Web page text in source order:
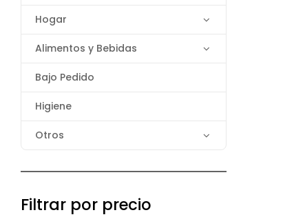
Hogar
Alimentos y Bebidas
Bajo Pedido
Higiene
Otros
Filtrar por precio